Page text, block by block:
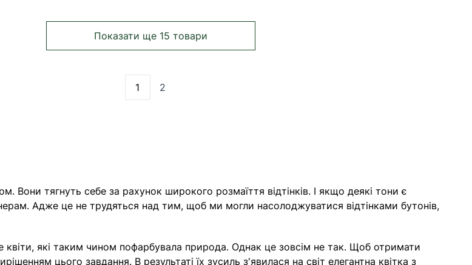
Показати ще 15 товари
Ви зараз читаєте сторінку
1 Сторінка
2
тягнуть себе за рахунок широкого розмаїття відтінків. І якщо деякі тони є
Адже це не трудяться над тим, щоб ми могли насолоджуватися відтінками бутонів,
які таким чином пофарбувала природа. Однак це зовсім не так. Щоб отримати
цього завдання. В результаті їх зусиль з'явилася на світ елегантна квітка з